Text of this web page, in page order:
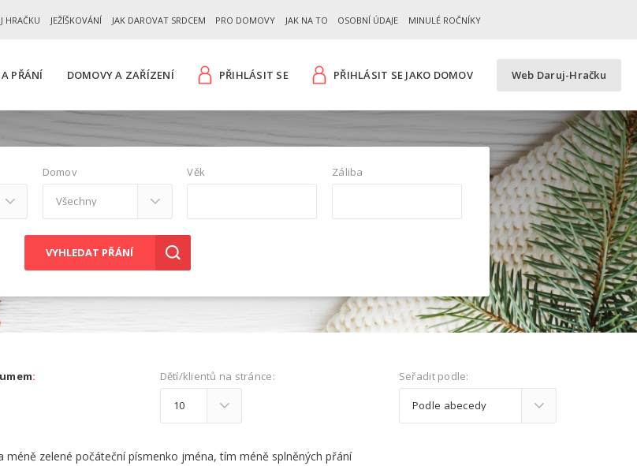
HRAČKU JEŽÍŠKOVÁNÍ JAK DAROVAT SRDCEM PRO DOMOVY JAK NA TO OSOBNÍ ÚDAJE MINULÉ ROČNÍKY
PŘÁNÍ DOMOVY A ZAŘÍZENÍ PŘIHLÁSIT SE PŘIHLÁSIT SE JAKO DOMOV Web Daruj-Hračku
Domov Věk Záliba
VYHLEDAT PŘÁNÍ
: Dětí/klientů na stránce: Seřadit podle:
méně zelené počáteční písmenko jména, tím méně splněných přání